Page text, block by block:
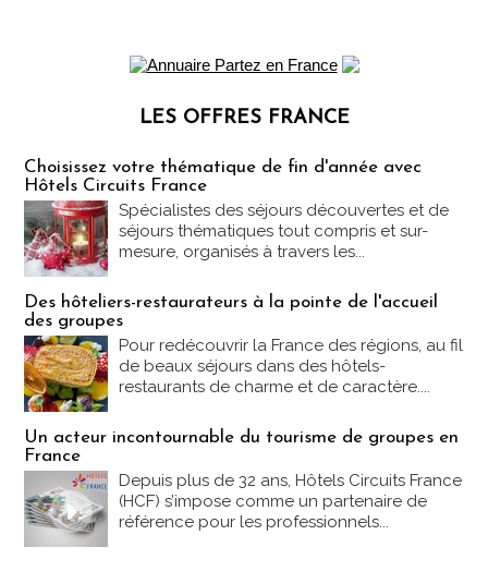
LES OFFRES FRANCE
Choisissez votre thématique de fin d'année avec
Hôtels Circuits France
Spécialistes des séjours découvertes et de
séjours thématiques tout compris et sur-
mesure, organisés à travers les...
Des hôteliers-restaurateurs à la pointe de l'accueil
des groupes
Pour redécouvrir la France des régions, au fil
de beaux séjours dans des hôtels-
restaurants de charme et de caractère....
Un acteur incontournable du tourisme de groupes en
France
Depuis plus de 32 ans, Hôtels Circuits France
(HCF) s’impose comme un partenaire de
référence pour les professionnels...